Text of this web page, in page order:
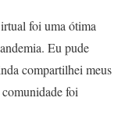
foi uma ótima
Eu pude
compartilhei meus
foi